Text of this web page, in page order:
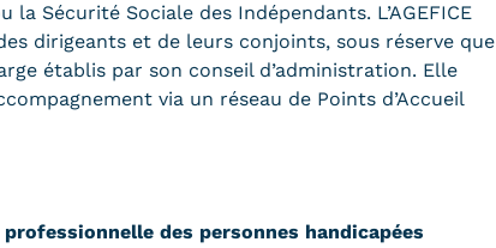
Navigation
secondaire
NOUS RECRUTONS ESPACE PRESSE/MÉDIAS
Sécurité Sociale des Indépendants. L’AGEFICE
dirigeants et de leurs conjoints, sous réserve que
établis par son conseil d’administration. Elle
via un réseau de Points d’Accueil
des personnes handicapées